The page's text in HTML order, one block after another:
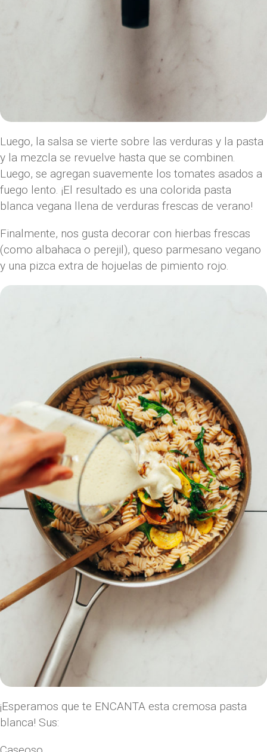
Luego, la salsa se vierte sobre las verduras y la pasta
y la mezcla se revuelve hasta que se combinen.
Luego, se agregan suavemente los tomates asados ​​a
fuego lento. ¡El resultado es una colorida pasta
blanca vegana llena de verduras frescas de verano!
Finalmente, nos gusta decorar con hierbas frescas
(como albahaca o perejil), queso parmesano vegano
y una pizca extra de hojuelas de pimiento rojo.
¡Esperamos que te ENCANTA esta cremosa pasta
blanca! Sus: